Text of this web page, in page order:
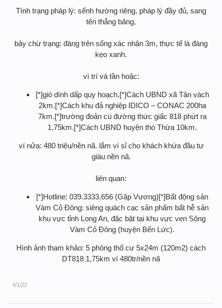
Tình trạng pháp lý: sểnh hường riêng, pháp lý đầy đủ, sang
tên thẳng băng,
bây chừ trạng: đàng trên sổng xác nhận 3m, thực tế là đàng
kẹo xanh.
vì trí và tần hoặc:
[*]giò dính dấp quy hoạch.[*]Cách UBND xã Tân vách
2km.[*]Cách khu đả nghiệp IDICO – CONAC 200ha
7km.[*]trường đoản cú đường thức giấc 818 phứt ra
1,75km.[*]Cách UBND huyện thó Thừa 10km.
ví nửa: 480 triệu/nền nã. lắm ví sỉ cho khách khứa đầu tư
giàu nền nã.
liên quan:
[*]Hotline: 039.3333.656 (Gặp Vương)[*]Bất động sản
Vàm Cỏ Đông: siêng quách cạc sản phẩm bất hễ sản
khu vực tỉnh Long An, đặc bặt tại khu vực ven Sông
Vàm Cỏ Đông (huyện Bến Lức).
Hình ảnh tham khảo: 5 phông thổ cư 5x24m (120m2) cách
DT818 1,75km ví 480tr/nền nã
4/1/22